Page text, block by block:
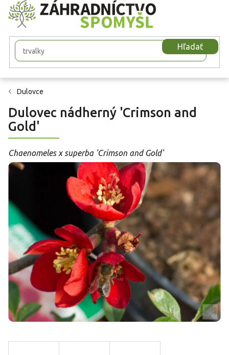
Prejsť
na
obsah
Hľadať
Dulovce
Dulovec nádherný 'Crimson and
Gold'
Chaenomeles x superba 'Crimson and Gold'